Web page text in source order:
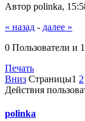
Автор polinka,
« назад - далее »
0 Пользователи и
Печать
Вниз Страницы1 2
Действия
polinka